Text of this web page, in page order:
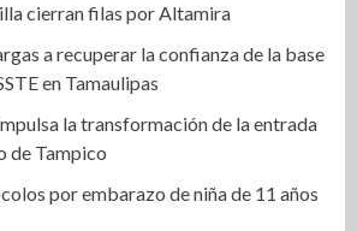
cierran filas por Altamira
a recuperar la confianza de la base
en Tamaulipas
la transformación de la entrada
de Tampico
por embarazo de niña de 11 años